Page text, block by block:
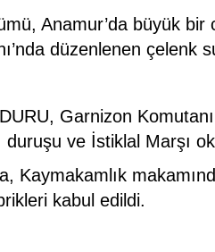
Anamur’da büyük
düzenlenen çelenk
Garnizon
duruşu ve İstiklal Marşı
Kaymakamlık
kabul edildi.